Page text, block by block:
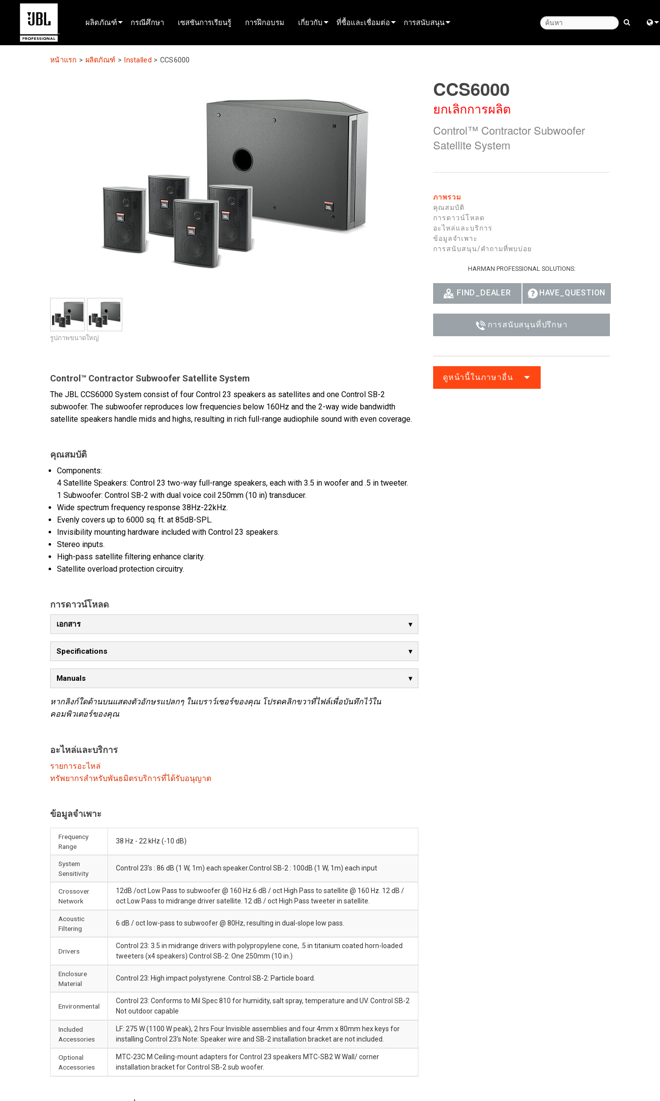
ผลิตภัณฑ์
เครื่องมือเลือกผลิตภัณฑ์
ส่วนประกอบ
ผลิตภัณฑ์ที่ยกเลิกการผลิต
กรณีศึกษา เซสชันการเรียนรู้ การฝึกอบรม เกี่ยวกับ ที่ซื้อและเชื่อมต่อ
พูดคุยกับฝ่ายขาย
การสนับสนุน
พอร์ทัลที่ปรึกษา
ซอฟต์แวร์
การดาวน์โหลด
การรับประกัน
หน้าแรก > ผลิตภัณฑ์ > Installed > CCS6000
รูปภาพขนาดใหญ่
Control™ Contractor Subwoofer Satellite System
The JBL CCS6000 System consist of four Control 23 speakers as satellites and one Control SB-2
subwoofer. The subwoofer reproduces low frequencies below 160Hz and the 2-way wide bandwidth
satellite speakers handle mids and highs, resulting in rich full-range audiophile sound with even coverage.
คุณสมบัติ
Components:
4 Satellite Speakers: Control 23 two-way full-range speakers, each with 3.5 in woofer and .5 in tweeter.
1 Subwoofer: Control SB-2 with dual voice coil 250mm (10 in) transducer.
Wide spectrum frequency response 38Hz-22kHz.
Evenly covers up to 6000 sq. ft. at 85dB-SPL.
Invisibility mounting hardware included with Control 23 speakers.
Stereo inputs.
High-pass satellite filtering enhance clarity.
Satellite overload protection circuitry.
การดาวน์โหลด
เอกสาร
Specifications
Manuals
หากลิงก์ใดด้านบนแสดงตัวอักษรแปลกๆ ในเบราว์เซอร์ของคุณ โปรดคลิกขวาที่ไฟล์เพื่อบันทึกไว้ใน
คอมพิวเตอร์ของคุณ
อะไหล่และบริการ
รายการอะไหล่
ทรัพยากรสำหรับพันธมิตรบริการที่ได้รับอนุญาต
ข้อมูลจำเพาะ
Frequency
Range
38 Hz - 22 kHz (-10 dB)
System
Sensitivity
Control 23's : 86 dB (1 W, 1m) each speaker.Control SB-2 : 100dB (1 W, 1m) each input
Crossover
Network
12dB /oct Low Pass to subwoofer @ 160 Hz.6 dB / oct High Pass to satellite @ 160 Hz. 12 dB /
oct Low Pass to midrange driver satellite. 12 dB / oct High Pass tweeter in satellite.
Acoustic
Filtering
6 dB / oct low-pass to subwoofer @ 80Hz, resulting in dual-slope low pass.
Drivers
Control 23: 3.5 in midrange drivers with polypropylene cone, .5 in titanium coated horn-loaded
tweeters (x4 speakers) Control SB-2: One 250mm (10 in.)
Enclosure
Material
Control 23: High impact polystyrene. Control SB-2: Particle board.
Environmental
Control 23: Conforms to Mil Spec 810 for humidity, salt spray, temperature and UV. Control SB-2
Not outdoor capable
Included
Accessories
LF: 275 W (1100 W peak), 2 hrs Four Invisible assemblies and four 4mm x 80mm hex keys for
installing Control 23's Note: Speaker wire and SB-2 installation bracket are not included.
Optional
Accessories
MTC-23C M Ceiling-mount adapters for Control 23 speakers MTC-SB2 W Wall/ corner
installation bracket for Control SB-2 sub woofer.
CCS6000
ยกเลิกการผลิต
Control™ Contractor Subwoofer
Satellite System
ภาพรวม
คุณสมบัติ
การดาวน์โหลด
อะไหล่และบริการ
ข้อมูลจำเพาะ
การสนับสนุน/คำถามที่พบบ่อย
HARMAN PROFESSIONAL SOLUTIONS:
FIND_DEALER HAVE_QUESTION
การสนับสนุนที่ปรึกษา
ดูหน้านี้ในภาษาอื่น